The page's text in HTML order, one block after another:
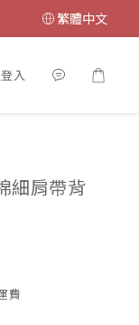
繁體中文
入
細肩帶背
費